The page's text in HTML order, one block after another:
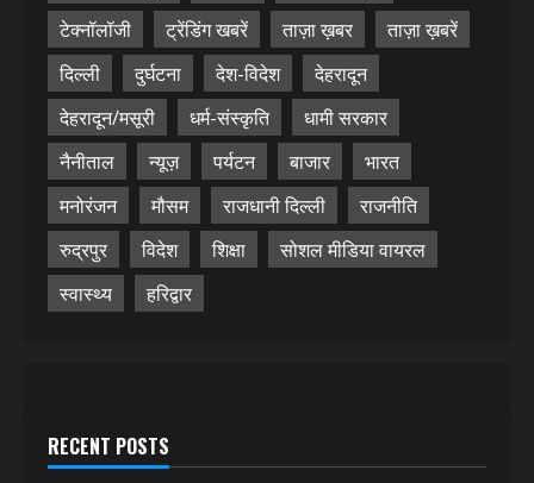
टेक्नॉलॉजी
ट्रेंडिंग खबरें ताज़ा ख़बर
ताज़ा ख़बरें
दिल्ली
दुर्घटना देश-विदेश
देहरादून
देहरादून/मसूरी
धर्म-संस्कृति
धामी सरकार
नैनीताल
न्यूज़ पर्यटन बाजार
भारत
मनोरंजन
मौसम राजधानी दिल्ली
राजनीति
रुद्रपुर
विदेश शिक्षा
सोशल मीडिया वायरल
स्वास्थ्य
हरिद्वार
RECENT POSTS